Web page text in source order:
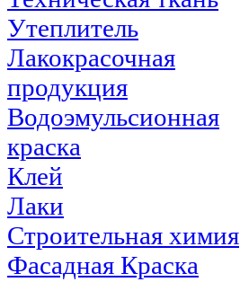
Утеплитель
Лакокрасочная
продукция
Водоэмульсионная
краска
Клей
Лаки
Строительная химия
Фасадная Краска